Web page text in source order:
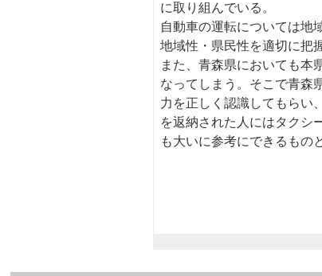
に取り組んでいる。
自動車の運転については地
地域性・県民性を適切に把
また、青森県においても本
なってしまう。そこで青森
力を正しく認識してもらい
を返納された人にはタクシ
も大いに参考にできるもの